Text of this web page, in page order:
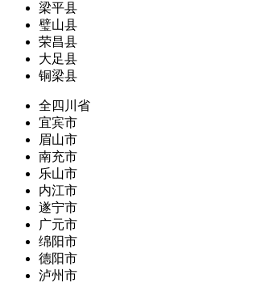
梁平县
璧山县
荣昌县
大足县
铜梁县
全四川省
宜宾市
眉山市
南充市
乐山市
内江市
遂宁市
广元市
绵阳市
德阳市
泸州市